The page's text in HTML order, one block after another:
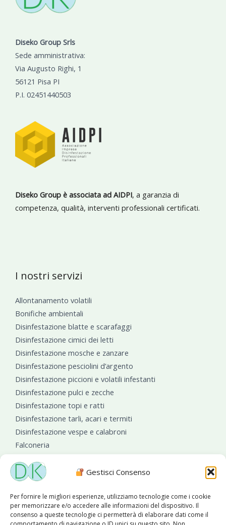
Gestisci Consenso
Per fornire le migliori esperienze, utilizziamo tecnologie come i cookie
per memorizzare e/o accedere alle informazioni del dispositivo. Il
consenso a queste tecnologie ci permetterà di elaborare dati come il
Diseko Group Srls
Sede amministrativa:
Via Augusto Righi, 1
56121 Pisa PI
P.I. 02451440503
Diseko Group è associata ad AIDPI, a garanzia di
competenza, qualità, interventi professionali certificati.
I nostri servizi
Allontanamento volatili
Bonifiche ambientali
Disinfestazione blatte e scarafaggi
Disinfestazione cimici dei letti
Disinfestazione mosche e zanzare
Disinfestazione pesciolini d’argento
Disinfestazione piccioni e volatili infestanti
Disinfestazione pulci e zecche
Disinfestazione topi e ratti
Disinfestazione tarli, acari e termiti
Disinfestazione vespe e calabroni
Falconeria
Sanificazioni ambientali